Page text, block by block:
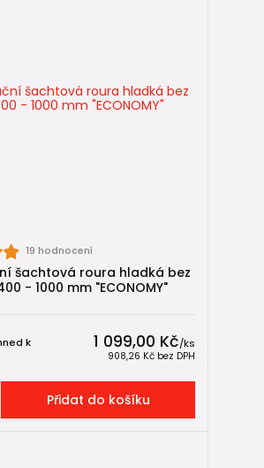
19 hodnocení
šachtová roura hladká bez
- 1000 mm "ECONOMY"
1 099,00 Kč/ks
908,26 Kč bez DPH
k
Přidat do košíku